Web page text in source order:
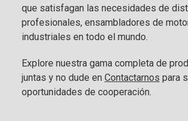
que satisfagan las necesidades de
profesionales, ensambladores de
industriales en todo el mundo.
Explore nuestra gama completa de
juntas y no dude en Contactarnos para
oportunidades de cooperación.